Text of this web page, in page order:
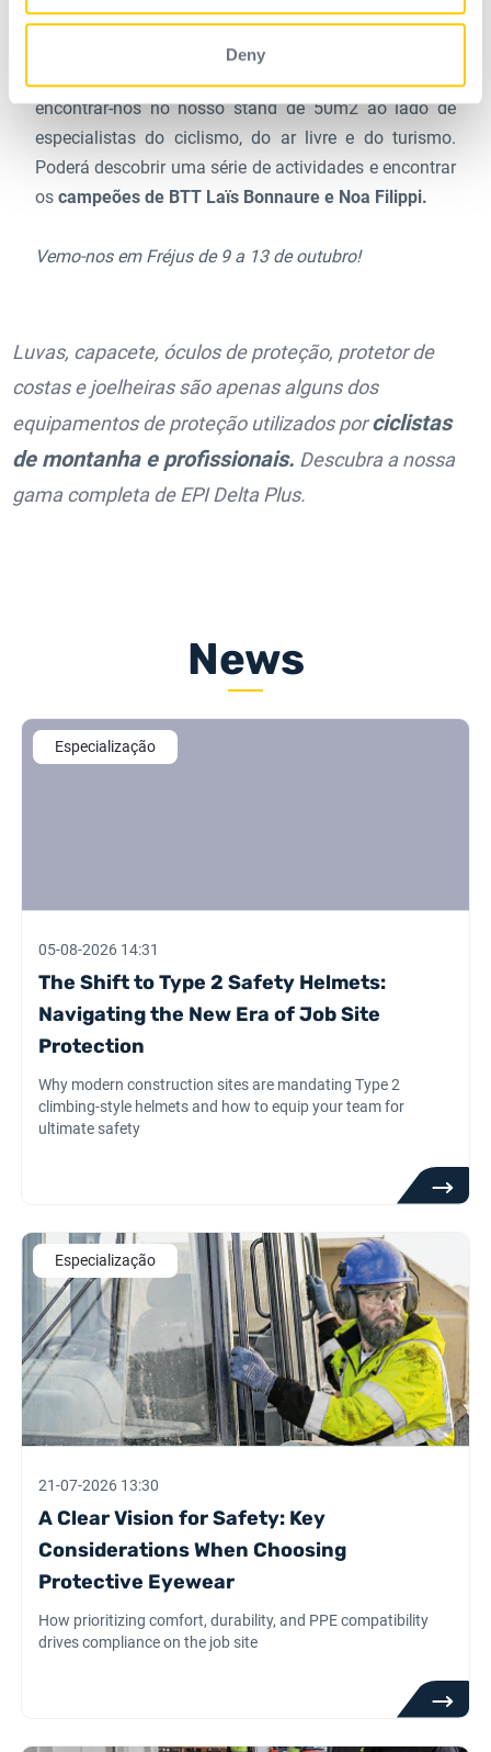
Deny
participar.
encontrar-nos no nosso stand de 50m2 ao lado de
especialistas do ciclismo, do ar livre e do turismo.
Poderá descobrir uma série de actividades e encontrar
os campeões de BTT Laïs Bonnaure e Noa Filippi.
Vemo-nos em Fréjus de 9 a 13 de outubro!
Luvas, capacete, óculos de proteção, protetor de
costas e joelheiras são apenas alguns dos
equipamentos de proteção utilizados porciclistas
de montanha e profissionais. Descubra a nossa
gama completa de EPI Delta Plus.
News
Especialização
05-08-2026 14:31
The Shift to Type 2 Safety Helmets:
Navigating the New Era of Job Site
Protection
Why modern construction sites are mandating Type 2
climbing-style helmets and how to equip your team for
ultimate safety
Especialização
21-07-2026 13:30
A Clear Vision for Safety: Key
Considerations When Choosing
Protective Eyewear
How prioritizing comfort, durability, and PPE compatibility
drives compliance on the job site